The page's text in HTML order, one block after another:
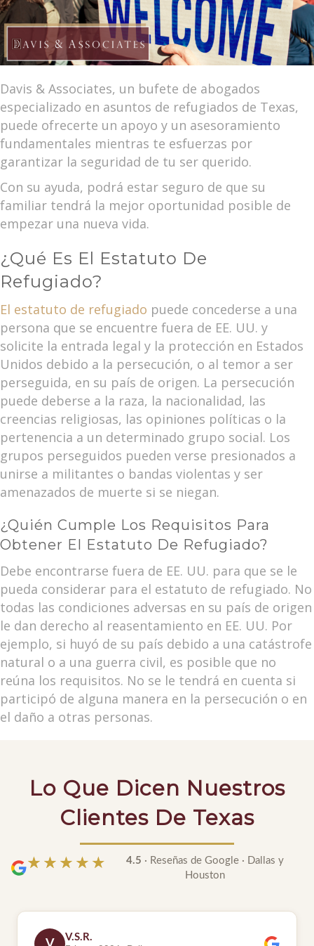
Davis & Associates, un bufete de abogados
especializado en asuntos de refugiados de Texas,
puede ofrecerte un apoyo y un asesoramiento
fundamentales mientras te esfuerzas por
garantizar la seguridad de tu ser querido.
Con su ayuda, podrá estar seguro de que su
familiar tendrá la mejor oportunidad posible de
empezar una nueva vida.
¿Qué Es El Estatuto De
Refugiado?
El estatuto de refugiado puede concederse a una
persona que se encuentre fuera de EE. UU. y
solicite la entrada legal y la protección en Estados
Unidos debido a la persecución, o al temor a ser
perseguida, en su país de origen. La persecución
puede deberse a la raza, la nacionalidad, las
creencias religiosas, las opiniones políticas o la
pertenencia a un determinado grupo social. Los
grupos perseguidos pueden verse presionados a
unirse a militantes o bandas violentas y ser
amenazados de muerte si se niegan.
¿Quién Cumple Los Requisitos Para
Obtener El Estatuto De Refugiado?
Debe encontrarse fuera de EE. UU. para que se le
pueda considerar para el estatuto de refugiado. No
todas las condiciones adversas en su país de origen
le dan derecho al reasentamiento en EE. UU. Por
ejemplo, si huyó de su país debido a una catástrofe
natural o a una guerra civil, es posible que no
reúna los requisitos. No se le tendrá en cuenta si
participó de alguna manera en la persecución o en
el daño a otras personas.
Lo Que Dicen Nuestros
Clientes De Texas
★★★★★
★★★★★ 4.5 · Reseñas de Google · Dallas y
Houston